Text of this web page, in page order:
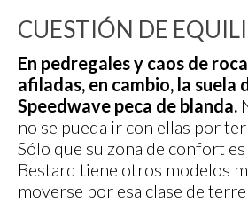
CUESTIÓN DE
En pedregales y caos de
afiladas, en cambio, la suela
Speedwave peca de blanda.
no se pueda ir con ellas por
Sólo que su zona de confort
Bestard tiene otros modelos
moverse por esa clase de